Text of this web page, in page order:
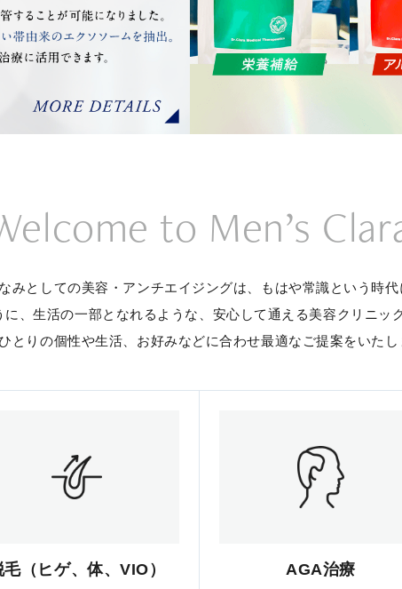
to Men’s
みとしての美容・アンチエイジングは、
もはや常識という時
、生活の一部となれるような、 安心して通える美容クリニッ
とりの個性や生活、お好みなどに合わせ最適なご提案をいたし
毛（ヒゲ、体、VIO） AGA治療